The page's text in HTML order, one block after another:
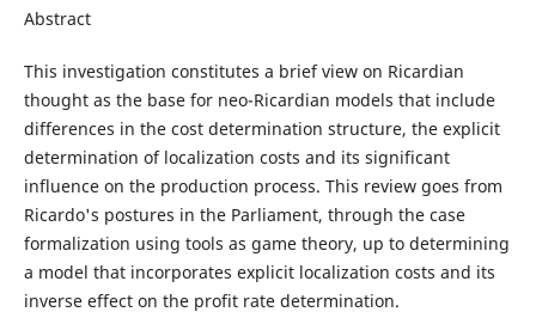
Abstract
This investigation constitutes a brief view on Ricardian
thought as the base for neo-Ricardian models that include
differences in the cost determination structure, the explicit
determination of localization costs and its significant
influence on the production process. This review goes from
Ricardo's postures in the Parliament, through the case
formalization using tools as game theory, up to determining
a model that incorporates explicit localization costs and its
inverse effect on the profit rate determination.